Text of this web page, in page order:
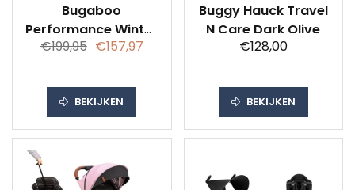
Bugaboo
Performance Winter
Voetenzak - Pine
€199,95 €157,97
BEKIJKEN
Buggy Hauck Travel
N Care Dark Olive
€128,00
BEKIJKEN